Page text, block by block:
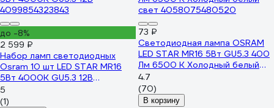
до -8%
2 599 ₽
Набор ламп светодиодных
Osram 10 шт LED STAR MR16
5Вт 4000К GU5.3 12В
4099854323843
5
(1)
73 ₽
Светодиодная лампа OSRAM
LED STAR MR16 5Вт GU5.3 400
Лм 6500 К Холодный белый
свет 4058075480520
4.7
(70)
В корзину